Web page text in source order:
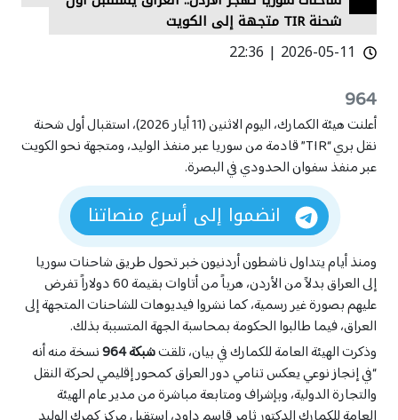
بابل
البصرة
دهوك
ديالى
الديوانية
ذي قار
السليمانية
صلاح الدين
كربلاء
كركوك
المثنى
ميسان
النجف
تقارير
كوردى
English
الاشعارات
بابل
البصرة
دهوك
ديالى
الديوانية
ذي قار
السليمانية
صلاح الدين
كربلاء
كركوك
المثنى
ميسان
النجف
تقارير
كوردى
English
الاشعارات
شحنة TIR متجهة إلى الكويت
2026-05-11 | 22:36
964
أعلنت هيئة الكمارك، اليوم الاثنين (11 أيار 2026)، استقبال أول شحنة
نقل بري “TIR” قادمة من سوريا عبر منفذ الوليد، ومتجهة نحو الكويت
عبر منفذ سفوان الحدودي في البصرة.
انضموا إلى أسرع منصاتنا
ومنذ أيام يتداول ناشطون أردنيون خبر تحول طريق شاحنات سوريا
إلى العراق بدلاً من الأردن، هرباً من أتاوات بقيمة 60 دولاراً تفرض
عليهم بصورة غير رسمية، كما نشروا فيديوهات للشاحنات المتجهة إلى
العراق، فيما طالبوا الحكومة بمحاسبة الجهة المتسببة بذلك.
وذكرت الهيئة العامة للكمارك في بيان، تلقتشبكة 964
نسخة منه أنه
“في إنجاز نوعي يعكس تنامي دور العراق كمحور إقليمي لحركة النقل
والتجارة الدولية، وبإشراف ومتابعة مباشرة من مدير عام الهيئة